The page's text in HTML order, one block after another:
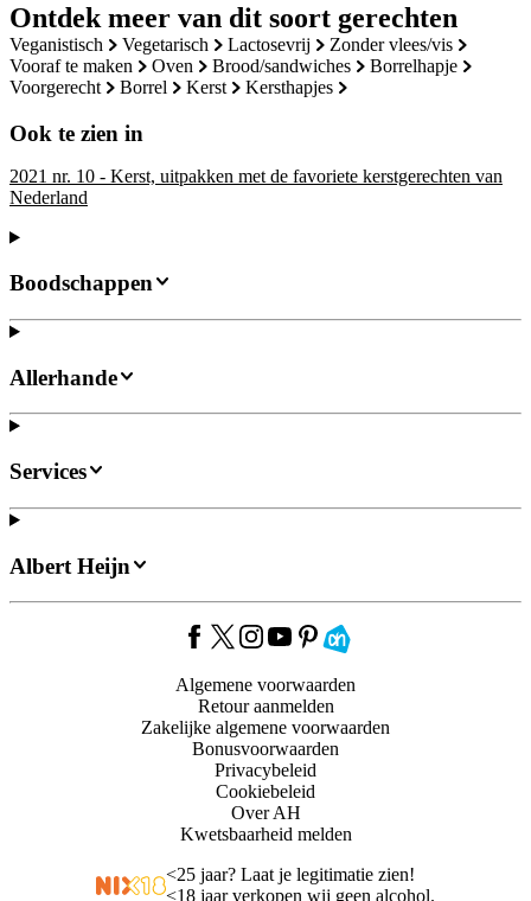
Ontdek meer van dit soort gerechten
veganistisch vegetarisch lactosevrij
zonder vlees/vis
vooraf te maken
oven brood/sandwiches
borrelhapje
voorgerecht
borrel kerst kersthapjes
Ook te zien in
2021 nr. 10 - Kerst, uitpakken met de favoriete kerstgerechten van
Nederland
Boodschappen
Allerhande
Services
Albert Heijn
Algemene voorwaarden
Retour aanmelden
Zakelijke algemene voorwaarden
Bonusvoorwaarden
Privacybeleid
Cookiebeleid
Over AH
Kwetsbaarheid melden
<25 jaar? Laat je legitimatie zien!
<18 jaar verkopen wij geen alcohol.